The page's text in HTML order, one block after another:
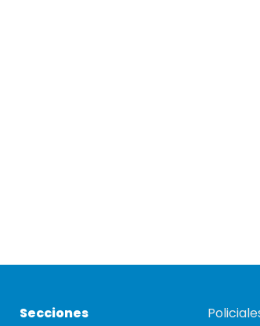
Secciones